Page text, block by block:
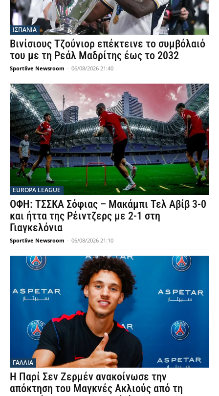
ΙΣΠΑΝΙΑ
Βινίσιους Τζούνιορ επέκτεινε το συμβόλαιό
του με τη Ρεάλ Μαδρίτης έως το 2032
Sportlive Newsroom - 06/08/2026 21:40
EUROPA LEAGUE
ΟΦΗ: ΤΣΣΚΑ Σόφιας – Μακάμπι Τελ Αβίβ 3-0
και ήττα της Ρέιντζερς με 2-1 στη
Γιαγκελόνια
Sportlive Newsroom - 06/08/2026 21:10
ΓΑΛΛΙΑ
Η Παρί Σεν Ζερμέν ανακοίνωσε την
απόκτηση του Μαγκνές Ακλιούς από τη